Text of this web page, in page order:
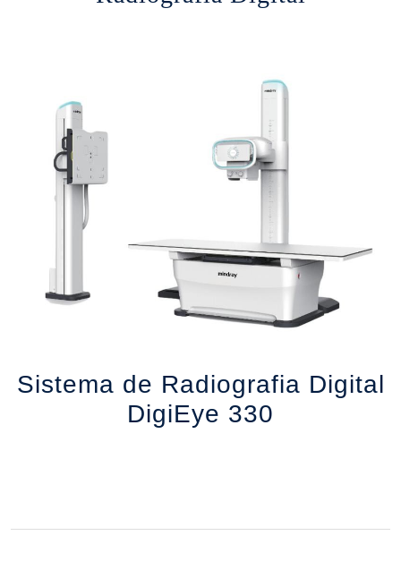
Sistema de Radiografia Digital
DigiEye 330